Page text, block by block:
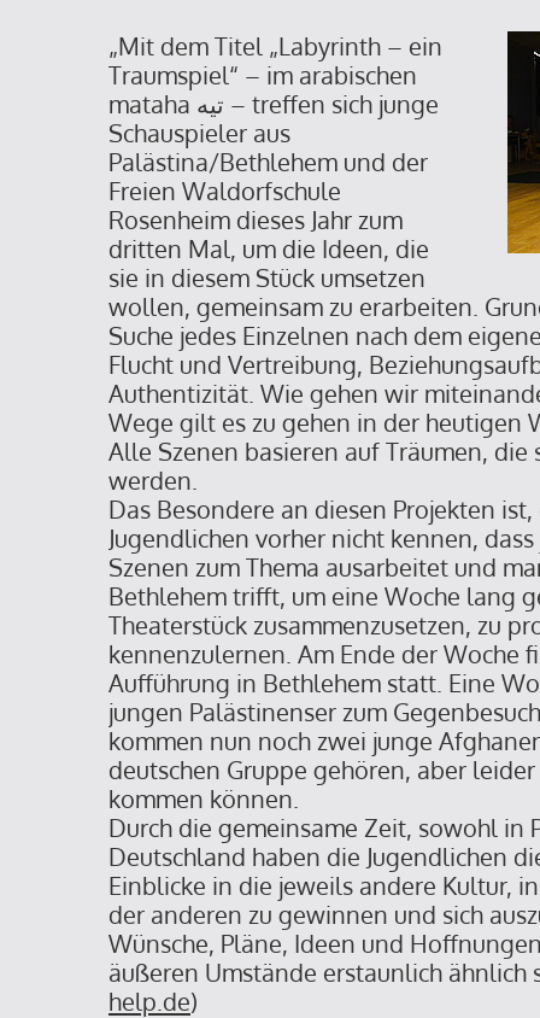
„Mit dem Titel „Labyrinth – ein
Traumspiel“ – im arabischen
mataha تيه – treffen sich junge
Schauspieler aus
Palästina/Bethlehem und der
Freien Waldorfschule
Rosenheim dieses Jahr zum
dritten Mal, um die Ideen, die
sie in diesem Stück umsetzen
wollen, gemeinsam zu erarbeiten.
Suche jedes Einzelnen nach dem
Flucht und Vertreibung,
Authentizität. Wie gehen wir
Wege gilt es zu gehen in der heutigen
Alle Szenen basieren auf Träumen, die
werden.
Das Besondere an diesen Projekten ist,
Jugendlichen vorher nicht kennen,
Szenen zum Thema ausarbeitet und
Bethlehem trifft, um eine Woche lang
Theaterstück zusammenzusetzen, zu
kennenzulernen. Am Ende der Woche
Aufführung in Bethlehem statt. Eine
jungen Palästinenser zum
kommen nun noch zwei junge
deutschen Gruppe gehören, aber
kommen können.
Durch die gemeinsame Zeit, sowohl in
Deutschland haben die Jugendlichen
Einblicke in die jeweils andere Kultur,
der anderen zu gewinnen und sich
Wünsche, Pläne, Ideen und
äußeren Umstände erstaunlich ähnlich
help.de)